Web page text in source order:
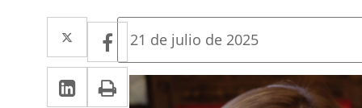
Twitter
Enlace
a
una
Facebook
Enlace
a
una
LinkedIn
EnlaceImprimir
Fecha
la
noticia
21 de julio de 2025